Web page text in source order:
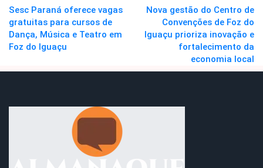
Sesc Paraná oferece vagas
gratuitas para cursos de
Dança, Música e Teatro em
Foz do Iguaçu
Nova gestão do Centro de
Convenções de Foz do
Iguaçu prioriza inovação e
fortalecimento da
economia local